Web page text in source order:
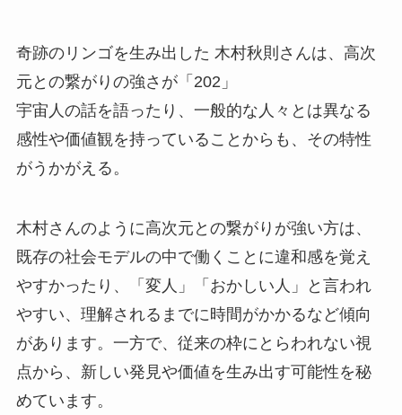
奇跡のリンゴを生み出した 木村秋則さんは、高次
元との繋がりの強さが「202」
宇宙人の話を語ったり、一般的な人々とは異なる
感性や価値観を持っていることからも、その特性
がうかがえる。
木村さんのように高次元との繋がりが強い方は、
既存の社会モデルの中で働くことに違和感を覚え
やすかったり、「変人」「おかしい人」と言われ
やすい、理解されるまでに時間がかかるなど傾向
があります。一方で、従来の枠にとらわれない視
点から、新しい発見や価値を生み出す可能性を秘
めています。